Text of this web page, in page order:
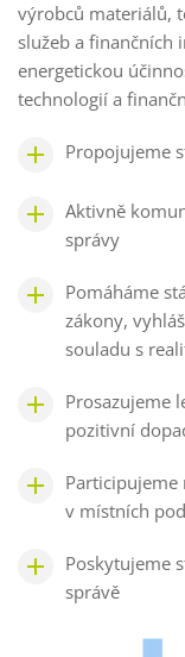
výrobců materiálů,
služeb a finančních
energetickou
technologií a
Propojujeme
Aktivně
správy
Pomáháme
zákony,
souladu s
Prosazujeme
pozitivní
Participujeme
v místních
Poskytujeme
správě